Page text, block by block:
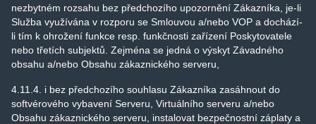
nezbytném rozsahu bez předchozího upozornění Zákazníka, je-li
Služba využívána v rozporu se Smlouvou a/nebo VOP a dochází-
li tím k ohrožení funkce resp. funkčnosti zařízení Poskytovatele
nebo třetích subjektů. Zejména se jedná o výskyt Závadného
obsahu a/nebo Obsahu zákaznického serveru,
4.11.4. i bez předchozího souhlasu Zákazníka zasáhnout do
softvérového vybavení Serveru, Virtuálního serveru a/nebo
Obsahu zákaznického serveru, instalovat bezpečnostní záplaty a